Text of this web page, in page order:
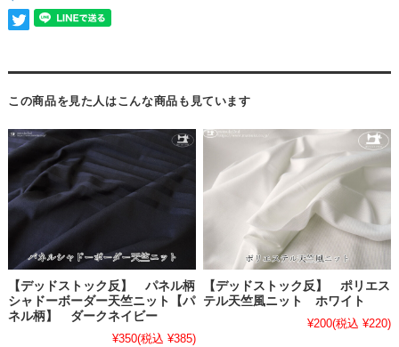
この商品を見た人はこんな商品も見ています
【デッドストック反】 パネル柄
シャドーボーダー天竺ニット【パ
ネル柄】 ダークネイビー
¥350(税込 ¥385)
【デッドストック反】 ポリエス
テル天竺風ニット ホワイト
¥200(税込 ¥220)